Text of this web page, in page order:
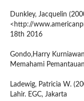
Dunkley, Jacquelin
<http://
18th 2016
Gondo,Harry
Memahami
Ladewig, Patricia W.
Lahir. EGC, Jakarta